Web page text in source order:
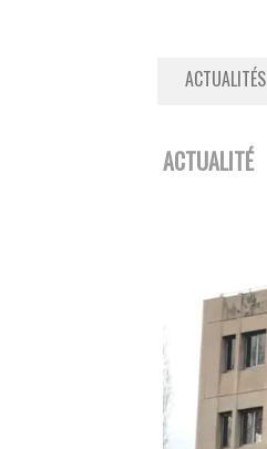
ACTUALITÉS
ACTUALITÉ